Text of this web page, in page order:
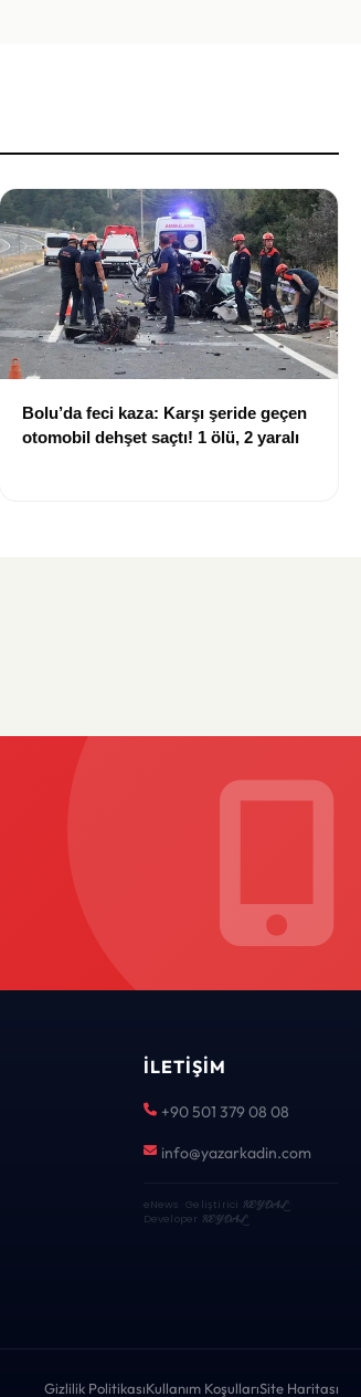
Bolu’da feci kaza: Karşı şeride geçen
otomobil dehşet saçtı! 1 ölü, 2 yaralı
İLETIŞIM
+90 501 379 08 08
info@yazarkadin.com
eNews · Geliştirici KEYDAL·
Developer KEYDAL
Gizlilik PolitikasıKullanım KoşullarıSite Haritası